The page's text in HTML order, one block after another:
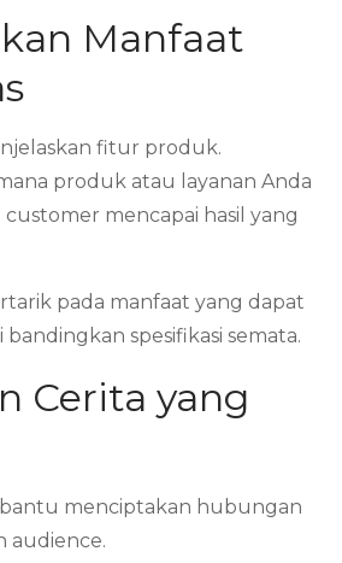
Manfaat
fitur produk.
produk atau layanan Anda
mencapai hasil yang
pada manfaat yang dapat
bandingkan spesifikasi semata.
Cerita yang
menciptakan hubungan
audience.